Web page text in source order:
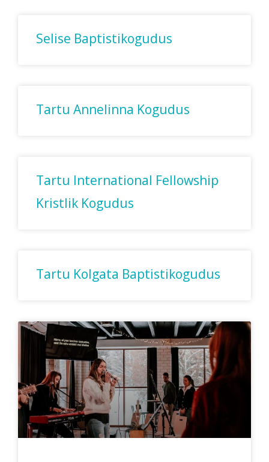
Selise Baptistikogudus
Tartu Annelinna Kogudus
Tartu International Fellowship
Kristlik Kogudus
Tartu Kolgata Baptistikogudus